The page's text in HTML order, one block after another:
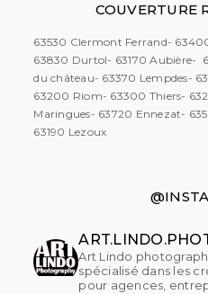
COUVERTURE
63530 Clermont Ferrand-
63830 Durtol- 63170 Aubière-
du château- 63370 Lempdes-
63200 Riom- 63300 Thiers-
Maringues- 63720 Ennezat-
63190 Lezoux
Art Lindo
spécialisé dans les
pour agences,